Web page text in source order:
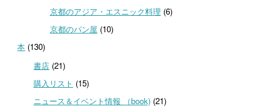
京都のアジア・エスニック料理 (6)
京都のパン屋 (10)
本 (130)
書店(21)
購入リスト (15)
ニュース＆イベント情報 （book)(21)